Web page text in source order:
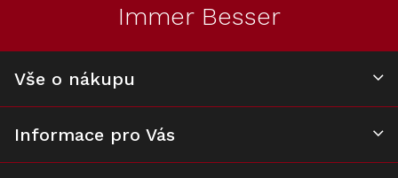
Immer Besser
Vše o nákupu
Informace pro Vás